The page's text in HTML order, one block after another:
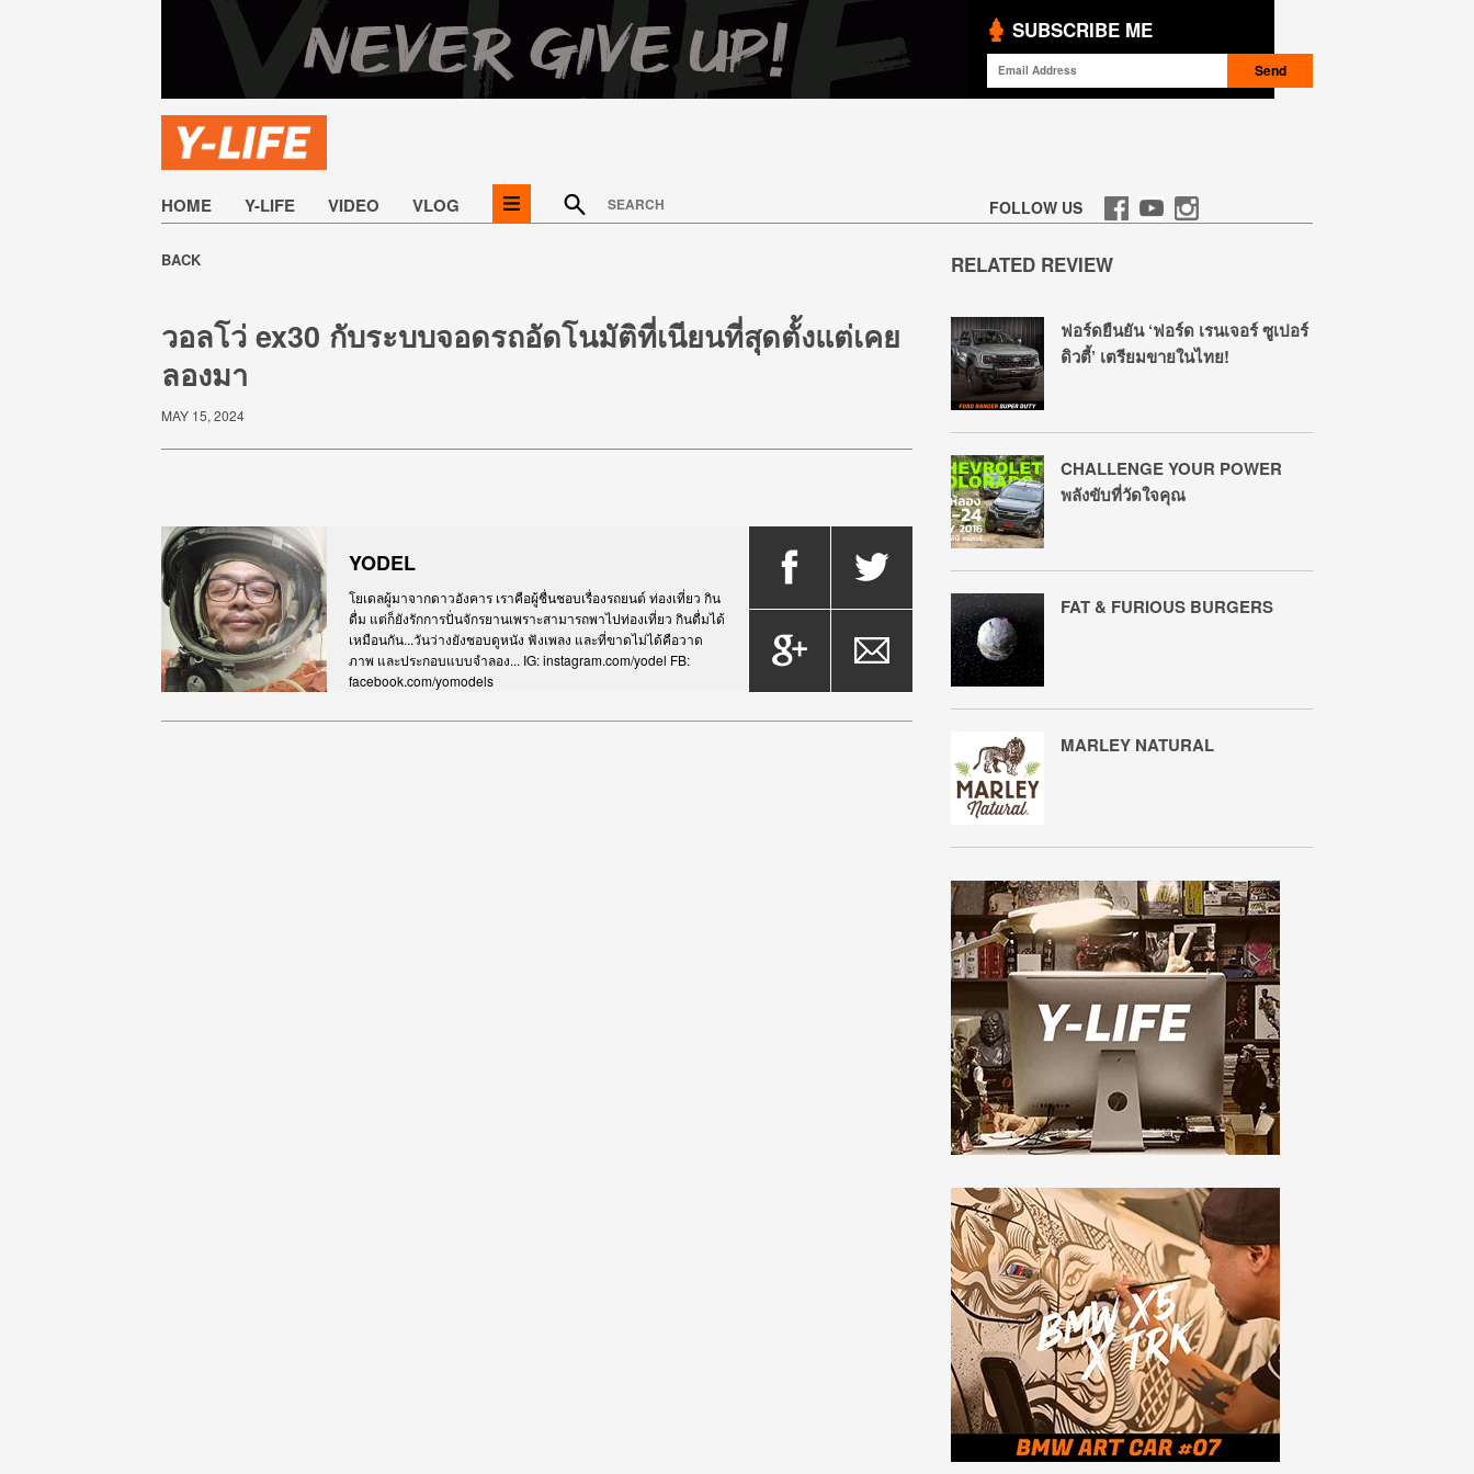
SUBSCRIBE ME
HOME Y-LIFE VIDEO VLOG FOLLOW US
BACK
วอลโว่ ex30 กับระบบจอดรถอัดโนมัติที่เนียนที่สุดตั้งแต่เคย
ลองมา
MAY 15, 2024
YODEL
โยเดลผู้มาจากดาวอังคาร เราคือผู้ชื่นชอบเรื่องรถยนต์ ท่องเที่ยว กิน
ดื่ม แต่ก็ยังรักการปั่นจักรยานเพราะสามารถพาไปท่องเที่ยว กินดื่มได้
เหมือนกัน...วันว่างยังชอบดูหนัง ฟังเพลง และที่ขาดไม่ได้คือวาด
ภาพ และประกอบแบบจำลอง... IG: instagram.com/yodel FB:
facebook.com/yomodels
RELATED REVIEW
ฟอร์ดยืนยัน ‘ฟอร์ด เรนเจอร์ ซูเปอร์
ดิวตี้’ เตรียมขายในไทย!
CHALLENGE YOUR POWER
พลังขับที่วัดใจคุณ
FAT & FURIOUS BURGERS
MARLEY NATURAL